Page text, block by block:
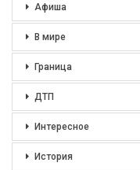
Афиша
В мире
Граница
ДТП
Интересное
История